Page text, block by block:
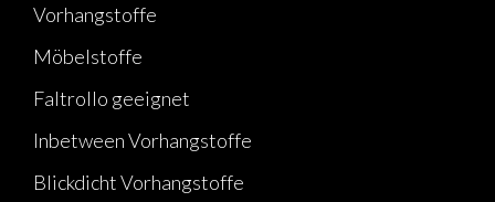
Vorhangstoffe
Möbelstoffe
Faltrollo geeignet
Inbetween Vorhangstoffe
Blickdicht Vorhangstoffe